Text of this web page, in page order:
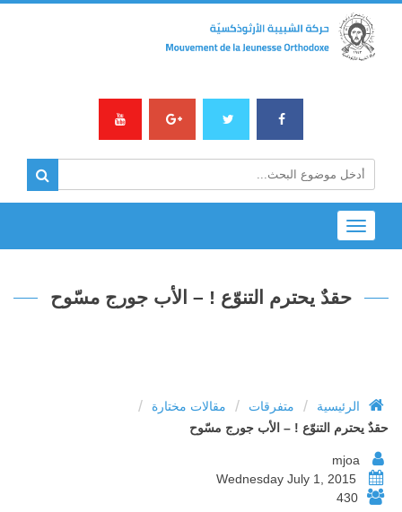
Toggle
navigation
حقدٌ يحترم التنوّع ! – الأب جورج مسّوح
الرئيسية / متفرقات / مقالات مختارة /
حقدٌ يحترم التنوّع ! – الأب جورج مسّوح
430